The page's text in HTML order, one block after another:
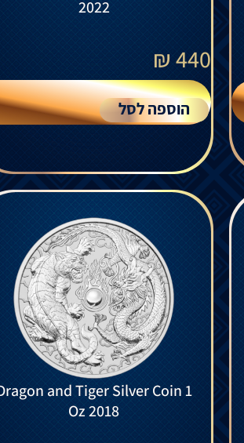
2022
440
₪
הוספה לסל
and Tiger Silver Coin 1
Oz 2018